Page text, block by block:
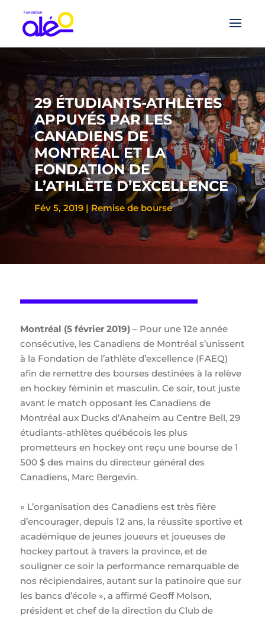
29 ÉTUDIANTS-ATHLÈTES
APPUYÉS PAR LES
CANADIENS DE
MONTRÉAL ET LA
FONDATION DE
L’ATHLÈTE D’EXCELLENCE
Fév 5, 2019 | Remise de bourse
Montréal (5 février 2019)– Pour une 12e année
consécutive, les Canadiens de Montréal s’unissent
à la Fondation de l’athlète d’excellence (FAEQ)
afin de remettre des bourses destinées à la relève
en hockey féminin et masculin. Ce soir, tout juste
avant le match opposant les Canadiens de
Montréal aux Ducks d’Anaheim au Centre Bell, 29
étudiants-athlètes québécois les plus
prometteurs en hockey ont reçu une bourse de 1
500 $ des mains du directeur général des
Canadiens, Marc Bergevin.
« L’organisation des Canadiens est très fière
d’encourager, depuis 12 ans, la réussite sportive et
académique de jeunes joueurs et joueuses de
hockey partout à travers la province, et de
souligner ce soir la performance remarquable de
nos récipiendaires, autant sur la patinoire que sur
les bancs d’école », a affirmé Geoff Molson,
président et chef de la direction du Club de